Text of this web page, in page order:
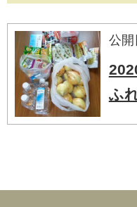
公開
ふ